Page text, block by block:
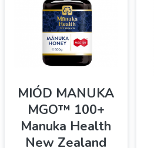
MIÓD MANUKA
MGO™ 100+
Manuka Health
New Zealand